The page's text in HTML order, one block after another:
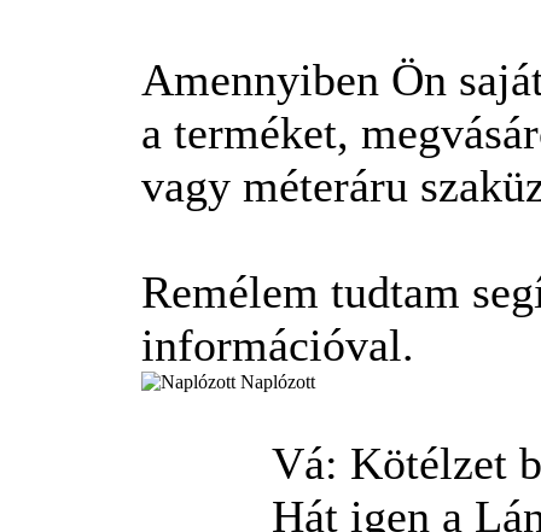
Amennyiben Ön
a terméket,
vagy méteráru
Remélem tudtam
információval.
Naplózott
Vá: Kötélzet
Hát igen a